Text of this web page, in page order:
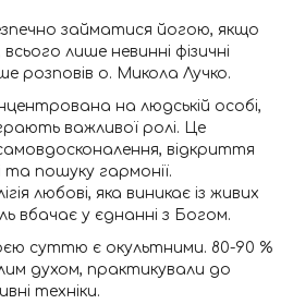
займатися йогою, якщо
лише невинні фізичні
розповів о. Микола Лучко.
на людській особі,
важливої ролі. Це
відкриття
пошуку гармонії.
любові, яка виникає із живих
вбачає у єднанні з Богом.
суттю є окультними. 80-90 %
духом, практикували до
техніки.